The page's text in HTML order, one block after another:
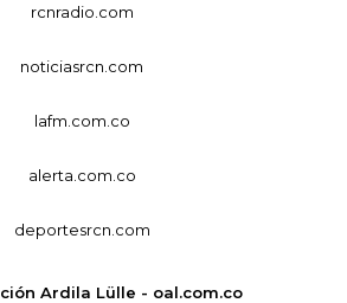
rcnradio.com
noticiasrcn.com
lafm.com.co
alerta.com.co
deportesrcn.com
Ardila Lülle - oal.com.co